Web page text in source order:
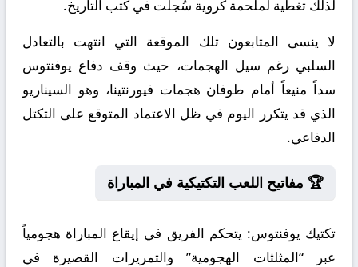
لذلك تغطية لملحمة كروية سُجلت في كتب التاريخ.
لا ينسى المتابعون تلك الموقعة التي انتهت بالتعادل
السلبي رغم سيل الهجمات، حيث وقف دفاع يوفنتوس
سداً منيعاً أمام طوفان هجمات فيورنتينا، وهو السيناريو
الذي قد يتكرر اليوم في ظل الاعتماد المتوقع على التكتل
الدفاعي.
🏆 مفاتيح اللعب التكتيكية في المباراة
تكتيك يوفنتوس: يتحكم الفريق في إيقاع المباراة هجومياً
عبر “المثلثات الهجومية” والتمريرات القصيرة في